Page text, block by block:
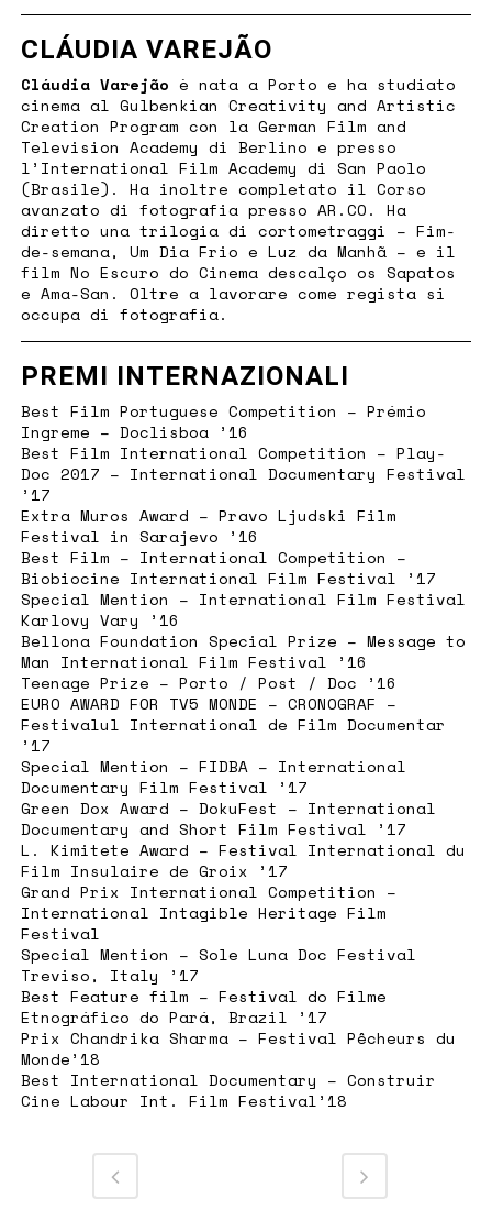
CLÁUDIA VAREJÃO
Cláudia Varejão è nata a Porto e ha studiato
cinema al Gulbenkian Creativity and Artistic
Creation Program con la German Film and
Television Academy di Berlino e presso
l’International Film Academy di San Paolo
(Brasile). Ha inoltre completato il Corso
avanzato di fotografia presso AR.CO. Ha
diretto una trilogia di cortometraggi – Fim-
de-semana, Um Dia Frio e Luz da Manhã – e il
film No Escuro do Cinema descalço os Sapatos
e Ama-San. Oltre a lavorare come regista si
occupa di fotografia.
PREMI INTERNAZIONALI
Best Film Portuguese Competition – Prémio
Ingreme – Doclisboa ’16
Best Film International Competition – Play-
Doc 2017 – International Documentary Festival
’17
Extra Muros Award – Pravo Ljudski Film
Festival in Sarajevo ’16
Best Film – International Competition –
Biobiocine International Film Festival ’17
Special Mention – International Film Festival
Karlovy Vary ’16
Bellona Foundation Special Prize – Message to
Man International Film Festival ’16
Teenage Prize – Porto / Post / Doc ’16
EURO AWARD FOR TV5 MONDE – CRONOGRAF –
Festivalul International de Film Documentar
’17
Special Mention – FIDBA – International
Documentary Film Festival ’17
Green Dox Award – DokuFest – International
Documentary and Short Film Festival ’17
L. Kimitete Award – Festival International du
Film Insulaire de Groix ’17
Grand Prix International Competition –
International Intagible Heritage Film
Festival
Special Mention – Sole Luna Doc Festival
Treviso, Italy ’17
Best Feature film – Festival do Filme
Etnográfico do Pará, Brazil ’17
Prix Chandrika Sharma – Festival Pêcheurs du
Monde’18
Best International Documentary – Construir
Cine Labour Int. Film Festival’18